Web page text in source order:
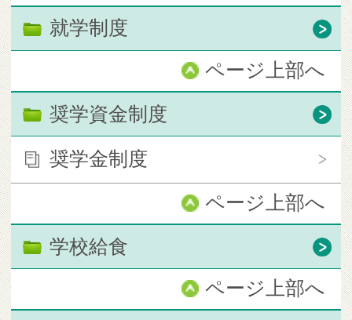
就学制度
ページ上部へ
奨学資金制度
奨学金制度
ページ上部へ
学校給食
ページ上部へ